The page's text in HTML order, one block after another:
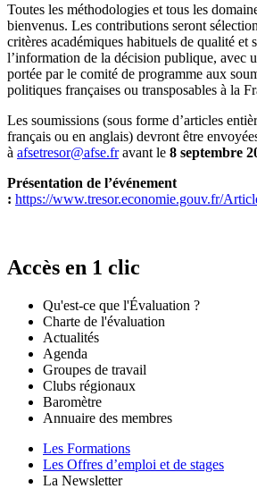
Toutes les méthodologies et tous les
bienvenus. Les contributions seront
critères académiques habituels de qualité et
l’information de la décision publique, avec
portée par le comité de programme aux
politiques françaises ou transposables à la
Les soumissions (sous forme d’articles
français ou en anglais) devront être
à afsetresor@afse.fravant le 8 septembre
Présentation de l’événement
: https://www.tresor.economie.gouv.fr/
Accès en 1 clic
Qu'est-ce que l'Évaluation ?
Charte de l'évaluation
Actualités
Agenda
Groupes de travail
Clubs régionaux
Baromètre
Annuaire des membres
Les Formations
Les Offres d’emploi et de stages
La Newsletter